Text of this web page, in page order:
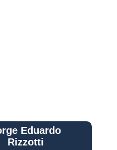
de Horímetro
Rastreamento e Monitoramento
Leone